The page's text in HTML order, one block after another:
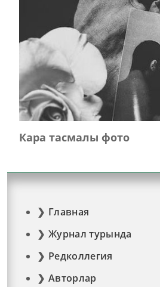
Кара тасмалы фото
Главная
Журнал турында
Редколлегия
Авторлар